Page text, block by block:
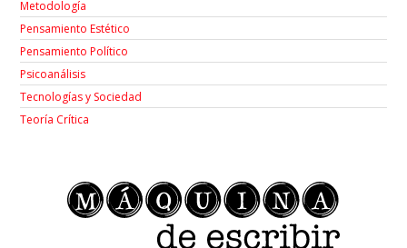
Metodología
Pensamiento Estético
Pensamiento Político
Psicoanálisis
Tecnologías y Sociedad
Teoría Crítica